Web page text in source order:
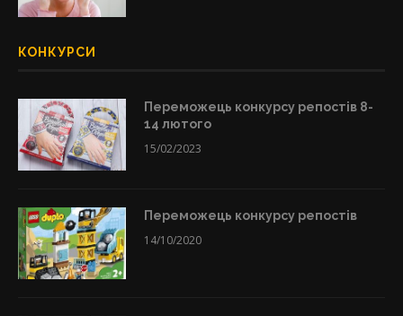
КОНКУРСИ
Переможець конкурсу репостів 8-
14 лютого
15/02/2023
Переможець конкурсу репостів
14/10/2020